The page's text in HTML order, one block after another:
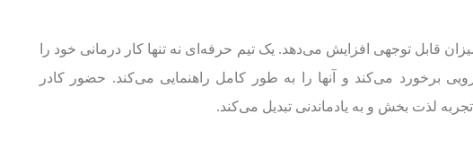
قابل توجهی افزایش می‌دهد. یک تیم حرفه‌ای نه تنها کار درمانی خود را
برخورد می‌کند و آنها را به طور کامل راهنمایی می‌کند. حضور کادر
لذت بخش و به یادماندنی تبدیل می‌کند.